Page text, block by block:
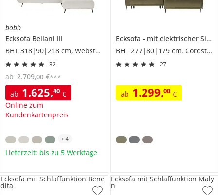
bobb
Ecksofa Bellani III
BHT 318|90|218 cm, Webstoff
32
ab 1.625,40 €
Online zum
Kundenkartenpreis
ab 2.709,00 €***
+ 4
Lieferzeit: bis zu 5 Werktage
Ecksofa
mit elektrischer Sitztiefenverstellung
BHT 277|80|179 cm, Cordstoff
27
ab 1.299,00 €
Ecksofa mit Schlaffunktion Bene
dita
Ecksofa mit Schlaffunktion Maly
n